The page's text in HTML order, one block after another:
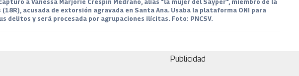
a Vanessa Marjorie Crespín Medrano, alias "la mujer del Sayper", miembro de la
acusada de extorsión agravada en Santa Ana. Usaba la plataforma ONI para
delitos y será procesada por agrupaciones ilícitas. Foto: PNCSV.
Publicidad